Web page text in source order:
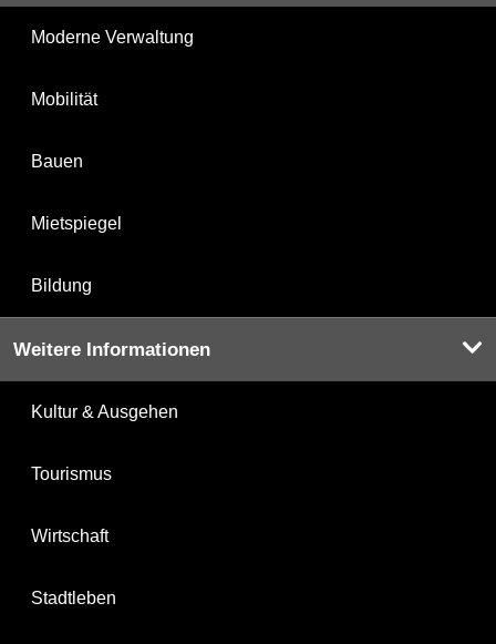
Moderne Verwaltung
Mobilität
Bauen
Mietspiegel
Bildung
Weitere Informationen
Kultur & Ausgehen
Tourismus
Wirtschaft
Stadtleben